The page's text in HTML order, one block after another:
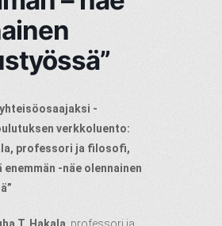
-
verkkoluento:
professori ja filosofi,
enemmän -näe olennainen